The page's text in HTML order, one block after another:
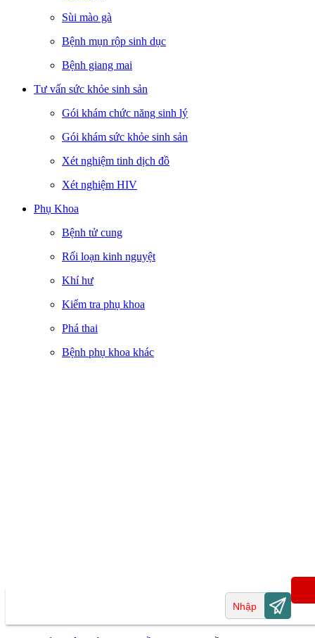
Sùi mào gà
Bệnh mụn rộp sinh dục
Bệnh giang mai
Tư vấn sức khỏe sinh sản
Gói khám chức năng sinh lý
Gói khám sức khỏe sinh sản
Xét nghiệm tinh dịch đồ
Xét nghiệm HIV
Phụ Khoa
Bệnh tử cung
Rối loạn kinh nguyệt
Khí hư
Kiểm tra phụ khoa
Phá thai
Bệnh phụ khoa khác